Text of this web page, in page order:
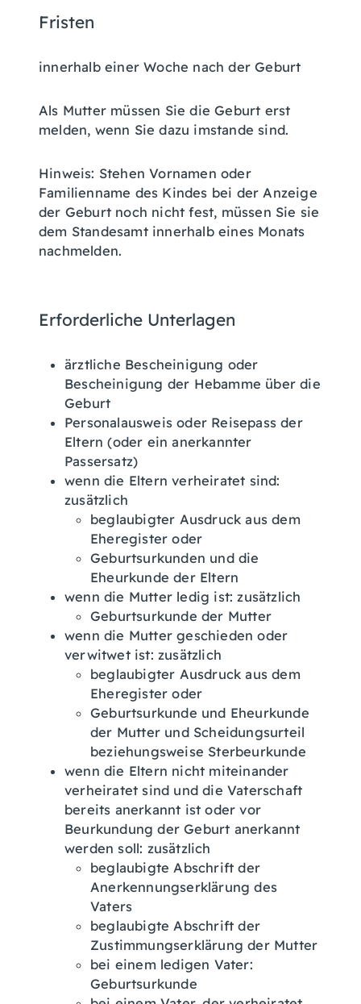
Fristen
innerhalb einer Woche nach der Geburt
Als Mutter müssen Sie die Geburt erst
melden, wenn Sie dazu imstande sind.
Hinweis: Stehen Vornamen oder
Familienname des Kindes bei der Anzeige
der Geburt noch nicht fest, müssen Sie sie
dem Standesamt innerhalb eines Monats
nachmelden.
Erforderliche Unterlagen
ärztliche Bescheinigung oder
Bescheinigung der Hebamme über die
Geburt
Personalausweis oder Reisepass der
Eltern (oder ein anerkannter
Passersatz)
wenn die Eltern verheiratet sind:
zusätzlich
beglaubigter Ausdruck aus dem
Eheregister oder
Geburtsurkunden und die
Eheurkunde der Eltern
wenn die Mutter ledig ist: zusätzlich
Geburtsurkunde der Mutter
wenn die Mutter geschieden oder
verwitwet ist: zusätzlich
beglaubigter Ausdruck aus dem
Eheregister oder
Geburtsurkunde und Eheurkunde
der Mutter und Scheidungsurteil
beziehungsweise Sterbeurkunde
wenn die Eltern nicht miteinander
verheiratet sind und die Vaterschaft
bereits anerkannt ist oder vor
Beurkundung der Geburt anerkannt
werden soll: zusätzlich
beglaubigte Abschrift der
Anerkennungserklärung des
Vaters
beglaubigte Abschrift der
Zustimmungserklärung der Mutter
bei einem ledigen Vater:
Geburtsurkunde